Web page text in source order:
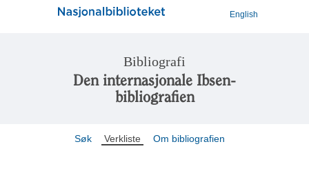
English
Bibliografi
Den internasjonale Ibsen-
bibliografien
Søk Verkliste Om bibliografien